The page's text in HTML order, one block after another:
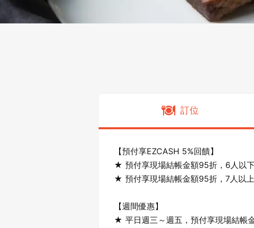
訂位
【預付享EZCASH 5%回饋】
★ 預付享現場結帳金額95折，6人以
★ 預付享現場結帳金額95折，7人以
【週間優惠】
★ 平日週三～週五，預付享現場結